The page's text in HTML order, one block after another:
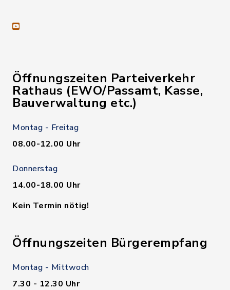
youtube
Öffnungszeiten Parteiverkehr
Rathaus (EWO/Passamt, Kasse,
Bauverwaltung etc.)
Montag - Freitag
08.00-12.00 Uhr
Donnerstag
14.00-18.00 Uhr
Kein Termin nötig!
Öffnungszeiten Bürgerempfang
Montag - Mittwoch
7.30 - 12.30 Uhr